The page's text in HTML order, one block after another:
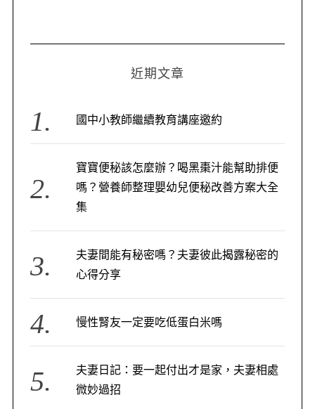
近期文章
國中小教師繼續教育講座邀約
寶寶便秘該怎麼辦？喝黑棗汁能幫助排便
嗎？營養師整理嬰幼兒便秘改善方案大全
集
夫妻間能有秘密嗎？夫妻彼此揭露秘密的
心得分享
慢性腎友一定要吃低蛋白米嗎
夫妻日記：要一起付出才是家，夫妻相處
微妙過招